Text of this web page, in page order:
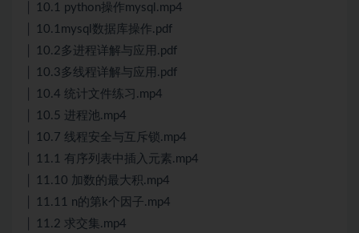
│ 10.1 python操作mysql.mp4
│ 10.1mysql数据库操作.pdf
│ 10.2多进程详解与应用.pdf
│ 10.3多线程详解与应用.pdf
│ 10.4 统计文件练习.mp4
│ 10.5 进程池.mp4
│ 10.7 线程安全与互斥锁.mp4
│ 11.1 有序列表中插入元素.mp4
│ 11.10 加数的最大积.mp4
│ 11.11 n的第k个因子.mp4
│ 11.2 求交集.mp4